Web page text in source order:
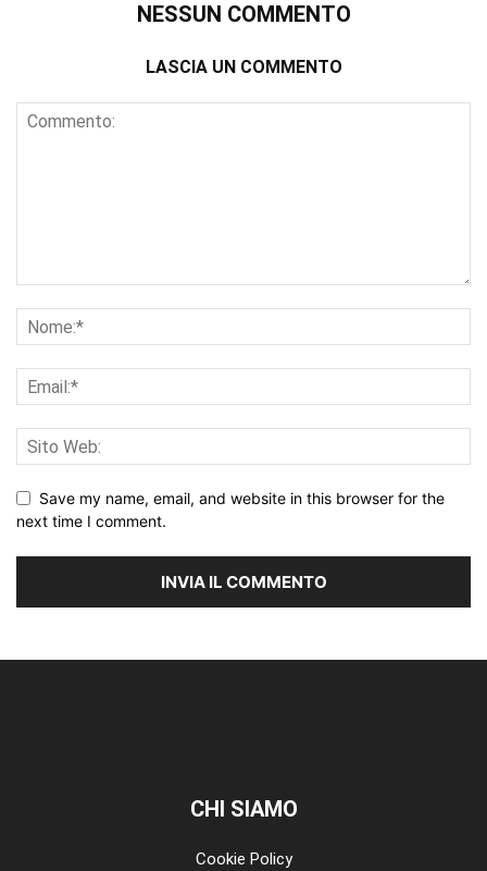
NESSUN COMMENTO
LASCIA UN COMMENTO
Save my name, email, and website in this browser for the
next time I comment.
CHI SIAMO
Cookie Policy